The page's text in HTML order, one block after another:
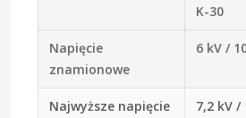
K-30
Napięcie
znamionowe
6 kV /
Najwyższe napięcie
7,2 kV /